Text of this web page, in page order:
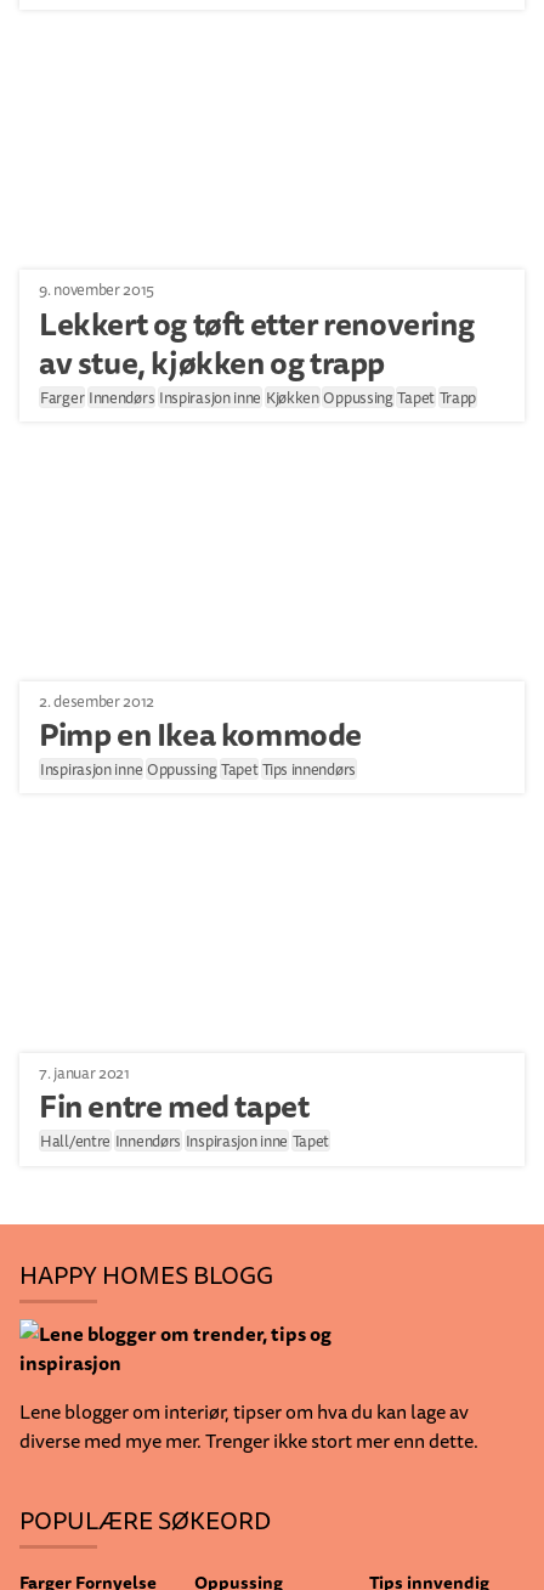
9. november 2015
Lekkert og tøft etter renovering
av stue, kjøkken og trapp
Farger Innendørs Inspirasjon inne KjøkkenOppussingTapet Trapp
2. desember 2012
Pimp en Ikea kommode
Inspirasjon inne OppussingTapetTips innendørs
7. januar 2021
Fin entre med tapet
Hall/entre Innendørs Inspirasjon inne Tapet
HAPPY HOMES BLOGG
Lene blogger om interiør, tipser om hva du kan lage av
diverse med mye mer. Trenger ikke stort mer enn dette.
POPULÆRE SØKEORD
FargerFornyelse Oppussing Tips innvendig